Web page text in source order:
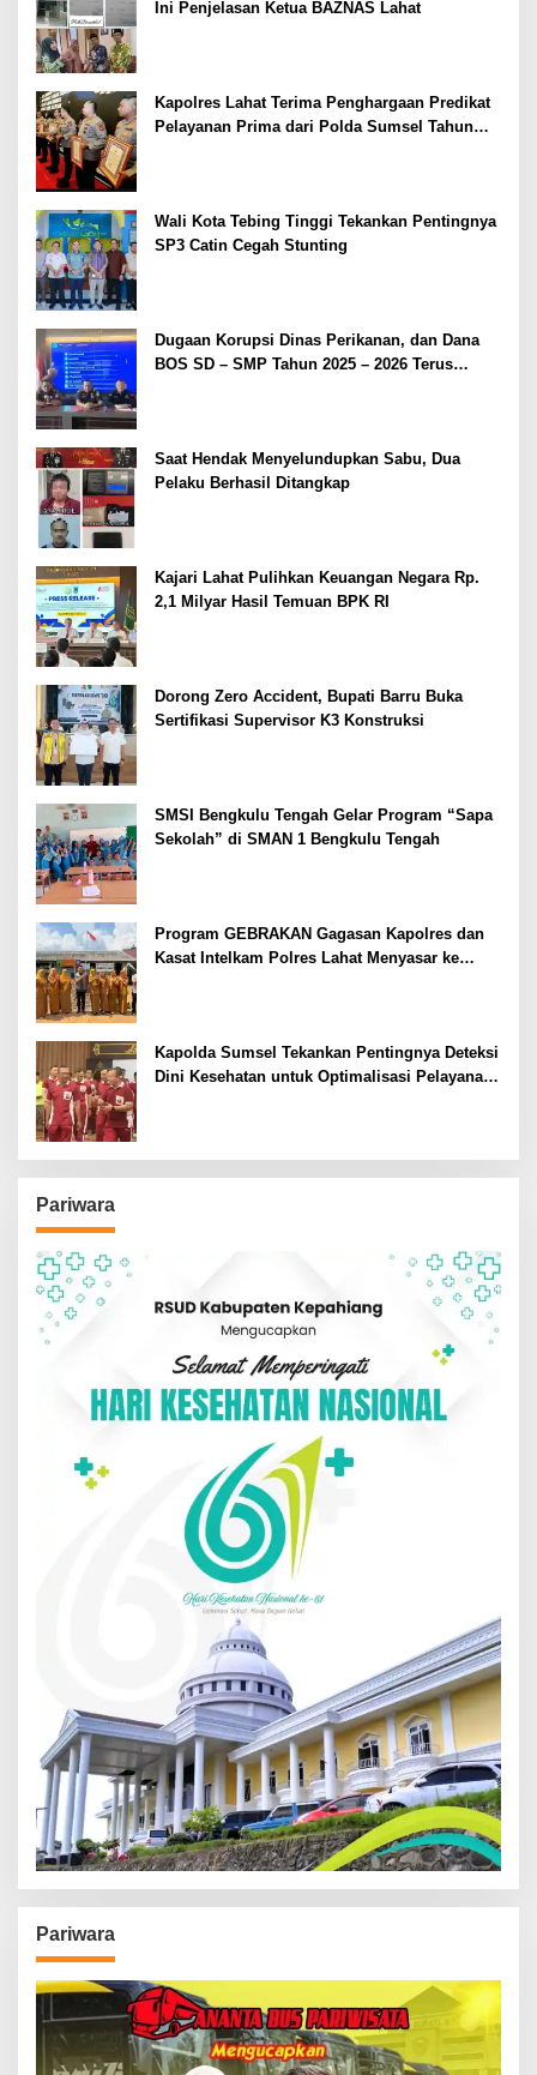
Ini Penjelasan Ketua BAZNAS Lahat
Kapolres Lahat Terima Penghargaan Predikat
Pelayanan Prima dari Polda Sumsel Tahun
Wali Kota Tebing Tinggi Tekankan Pentingnya
SP3 Catin Cegah Stunting
Dugaan Korupsi Dinas Perikanan, dan Dana
BOS SD – SMP Tahun 2025 – 2026 Terus
Saat Hendak Menyelundupkan Sabu, Dua
Pelaku Berhasil Ditangkap
Kajari Lahat Pulihkan Keuangan Negara Rp.
2,1 Milyar Hasil Temuan BPK RI
Dorong Zero Accident, Bupati Barru Buka
Sertifikasi Supervisor K3 Konstruksi
SMSI Bengkulu Tengah Gelar Program “Sapa
Sekolah” di SMAN 1 Bengkulu Tengah
Program GEBRAKAN Gagasan Kapolres dan
Kasat Intelkam Polres Lahat Menyasar ke
Kapolda Sumsel Tekankan Pentingnya Deteksi
Dini Kesehatan untuk Optimalisasi Pelayanan
Pariwara
Pariwara